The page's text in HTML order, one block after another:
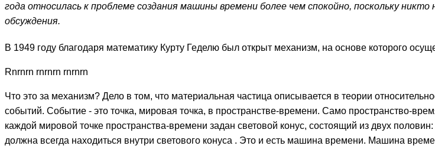
года относилась к проблеме создания машины времени более чем спокойно, поскольку
обсуждения.
В 1949 году благодаря математику Курту Геделю был открыт механизм, на основе которого
Rnrnrn rnrnrn rnrnrn
Что это за механизм? Дело в том, что материальная частица описывается в теории
событий. Событие - это точка, мировая точка, в пространстве-времени. Само пространство-
каждой мировой точке пространства-времени задан световой конус, состоящий из двух
должна всегда находиться внутри светового конуса . Это и есть машина времени. Машина